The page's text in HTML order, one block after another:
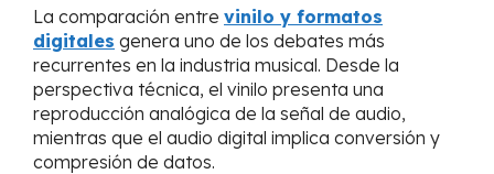
La comparación entre vinilo y formatos
digitales genera uno de los debates más
recurrentes en la industria musical. Desde la
perspectiva técnica, el vinilo presenta una
reproducción analógica de la señal de audio,
mientras que el audio digital implica conversión y
compresión de datos.